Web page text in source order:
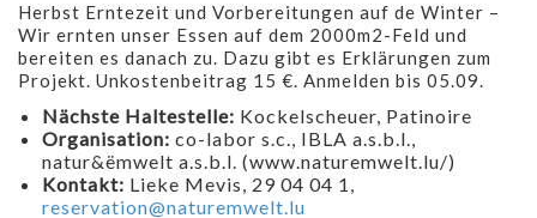
Herbst Erntezeit und Vorbereitungen auf de Winter –
Wir ernten unser Essen auf dem 2000m2-Feld und
bereiten es danach zu. Dazu gibt es Erklärungen zum
Projekt. Unkostenbeitrag 15 €. Anmelden bis 05.09.
Nächste Haltestelle: Kockelscheuer, Patinoire
Organisation: co-labor s.c., IBLA a.s.b.l.,
natur&ëmwelt a.s.b.l. (www.naturemwelt.lu/)
Kontakt: Lieke Mevis, 29 04 04 1,
reservation@naturemwelt.lu